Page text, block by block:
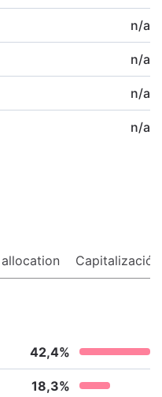
n/a
n/a
n/a
n/a
Capitalización
42,4%
18,3%